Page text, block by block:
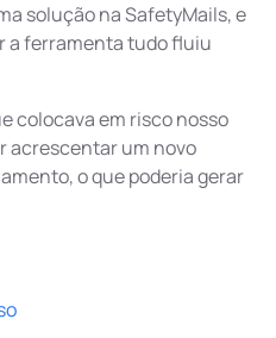
solução na SafetyMails, e
a ferramenta tudo fluiu
colocava em risco nosso
acrescentar um novo
o que poderia gerar